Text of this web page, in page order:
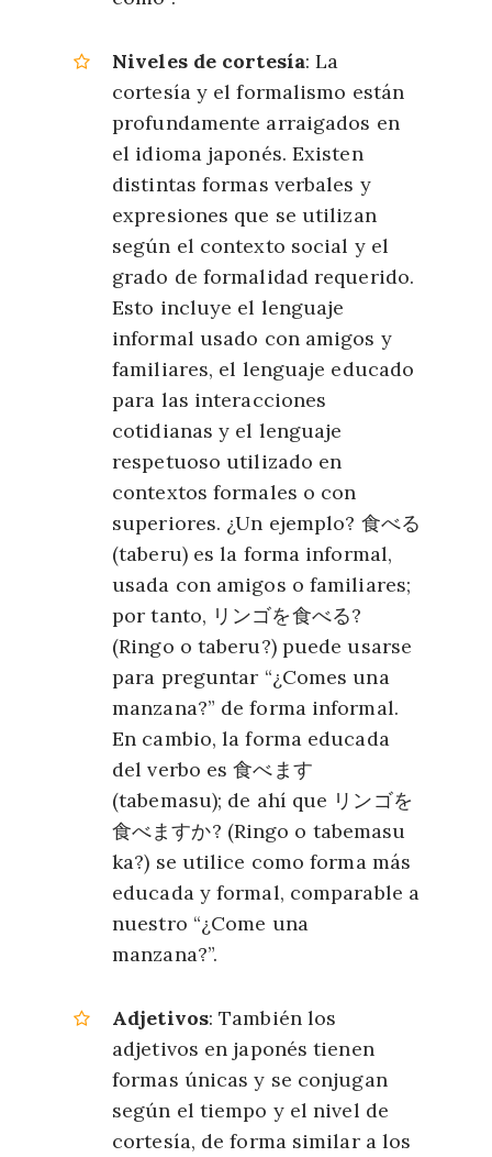
Niveles de cortesía: La
cortesía y el formalismo están
profundamente arraigados en
el idioma japonés. Existen
distintas formas verbales y
expresiones que se utilizan
según el contexto social y el
grado de formalidad requerido.
Esto incluye el lenguaje
informal usado con amigos y
familiares, el lenguaje educado
para las interacciones
cotidianas y el lenguaje
respetuoso utilizado en
contextos formales o con
superiores. ¿Un ejemplo? 食べる
(taberu) es la forma informal,
usada con amigos o familiares;
por tanto, リンゴを食べる?
(Ringo o taberu?) puede usarse
para preguntar “¿Comes una
manzana?” de forma informal.
En cambio, la forma educada
del verbo es食べます
(tabemasu); de ahí que リンゴを
食べますか? (Ringo o tabemasu
ka?) se utilice como forma más
educada y formal, comparable a
nuestro “¿Come una
manzana?”.
Adjetivos: También los
adjetivos en japonés tienen
formas únicas y se conjugan
según el tiempo y el nivel de
cortesía, de forma similar a los